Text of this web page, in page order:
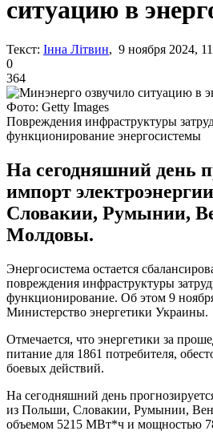
ситуацию в
Текст: Інна Літвин, 9 ноября 2024,
0
364
Фото: Getty Images
Повреждения инфраструктуры
функционирование энергосистемы
На сегодняшний день
импорт
Словакии, Румынии,
Молдовы.
Энергосистема остается
повреждения инфраструктуры
функционирование. Об этом 9
Министерство энергетики Украины.
Отмечается, что энергетики за
питание для 1861 потребителя,
боевых действий.
На сегодняшний день
из Польши, Словакии, Румынии,
объемом 5215 МВт*ч и мощностью